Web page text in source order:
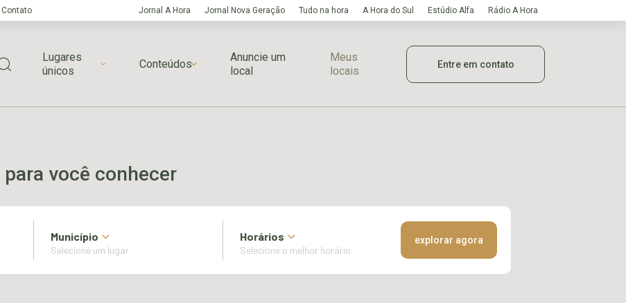
Contato Jornal A Hora Jornal Nova Geração Tudo na hora A Hora do Sul Estúdio Alfa Rádio A Hora
Lugares
únicos
Conteúdos
Anuncie um
local
Meus
locais
Entre em contato
para você conhecer
Município Horários explorar agora